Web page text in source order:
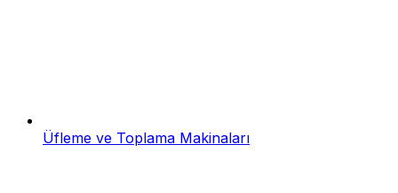
Üfleme ve Toplama Makinaları